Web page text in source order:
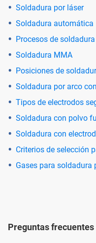
Soldadura por láser
Soldadura automática
Procesos de
Soldadura MMA
Posiciones de
Soldadura por arco
Tipos de electrodos
Soldadura con polvo
Soldadura con
Criterios de selección
Gases para soldadura
Preguntas frecuentes